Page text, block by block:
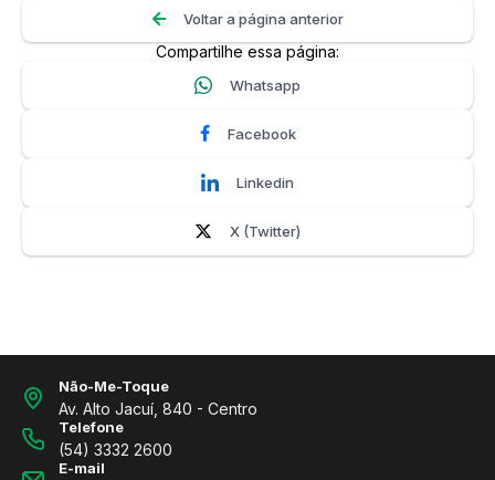
Voltar a página anterior
Compartilhe essa página:
Whatsapp
Facebook
Linkedin
X (Twitter)
Não-Me-Toque
Av. Alto Jacuí, 840 - Centro
Telefone
(54) 3332 2600
E-mail